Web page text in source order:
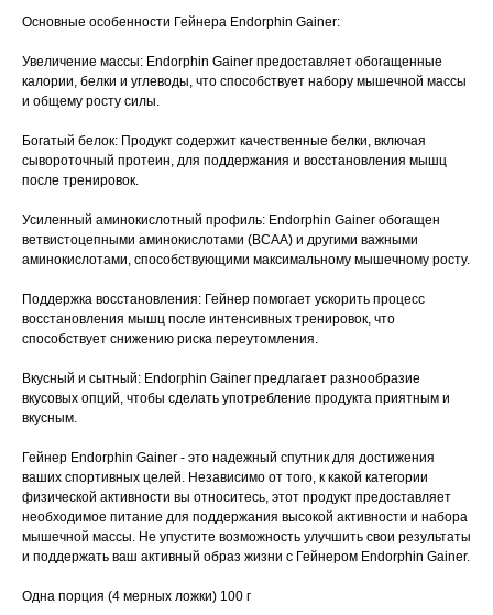
Основные особенности Гейнера Endorphin Gainer:
Увеличение массы: Endorphin Gainer предоставляет обогащенные
калории, белки и углеводы, что способствует набору мышечной массы
и общему росту силы.
Богатый белок: Продукт содержит качественные белки, включая
сывороточный протеин, для поддержания и восстановления мышц
после тренировок.
Усиленный аминокислотный профиль: Endorphin Gainer обогащен
ветвистоцепными аминокислотами (BCAA) и другими важными
аминокислотами, способствующими максимальному мышечному росту.
Поддержка восстановления: Гейнер помогает ускорить процесс
восстановления мышц после интенсивных тренировок, что
способствует снижению риска переутомления.
Вкусный и сытный: Endorphin Gainer предлагает разнообразие
вкусовых опций, чтобы сделать употребление продукта приятным и
вкусным.
Гейнер Endorphin Gainer - это надежный спутник для достижения
ваших спортивных целей. Независимо от того, к какой категории
физической активности вы относитесь, этот продукт предоставляет
необходимое питание для поддержания высокой активности и набора
мышечной массы. Не упустите возможность улучшить свои результаты
и поддержать ваш активный образ жизни с Гейнером Endorphin Gainer.
Одна порция (4 мерных ложки) 100 г